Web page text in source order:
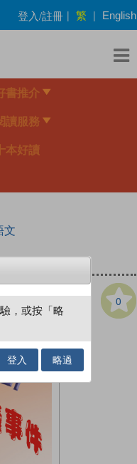
登入/註冊 | 繁 | English
書推介
讀服務
本好讀
文
0
，或按「略
登入 略過